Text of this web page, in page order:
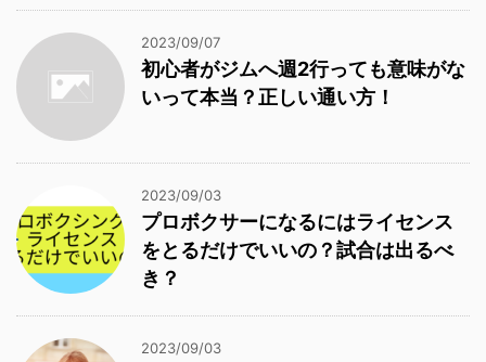
2023/09/07
初心者がジムへ週2行っても意味がな
いって本当？正しい通い方！
2023/09/03
プロボクサーになるにはライセンス
をとるだけでいいの？試合は出るべ
き？
2023/09/03